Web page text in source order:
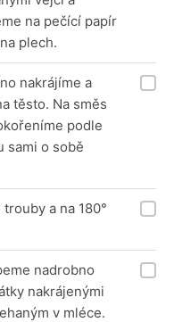
na pečící papír
plech.
nakrájíme a
těsto. Na směs
podle
sami o sobě
a na 180°
nadrobno
nakrájenými
v mléce.